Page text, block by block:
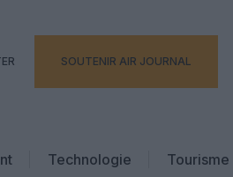
SOUTENIR AIR JOURNAL
Technologie
Tourisme